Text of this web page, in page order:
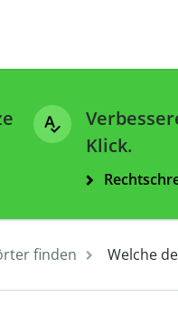
Klick.
finden Welche